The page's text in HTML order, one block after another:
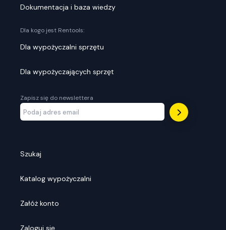
Dokumentacja i baza wiedzy
Dla kogo jest Rentools:
Dla wypożyczalni sprzętu
Dla wypożyczających sprzęt
Zapisz się do newslettera
Szukaj
Katalog wypożyczalni
Załóż konto
Zaloguj się